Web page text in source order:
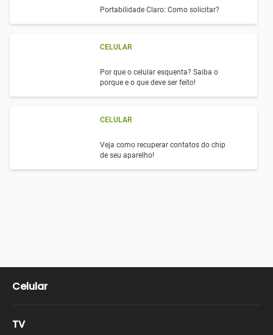
Portabilidade Claro: Como solicitar?
CELULAR
Por que o celular esquenta? Saiba o
porque e o que deve ser feito!
CELULAR
Veja como recuperar contatos do chip
de seu aparelho!
Celular
TV